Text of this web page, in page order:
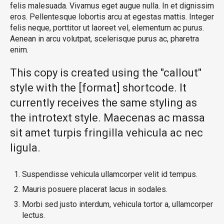
felis malesuada. Vivamus eget augue nulla. In et dignissim
eros. Pellentesque lobortis arcu at egestas mattis. Integer
felis neque, porttitor ut laoreet vel, elementum ac purus.
Aenean in arcu volutpat, scelerisque purus ac, pharetra
enim.
This copy is created using the "callout"
style with the [format] shortcode. It
currently receives the same styling as
the introtext style. Maecenas ac massa
sit amet turpis fringilla vehicula ac nec
ligula.
Suspendisse vehicula ullamcorper velit id tempus.
Mauris posuere placerat lacus in sodales.
Morbi sed justo interdum, vehicula tortor a, ullamcorper
lectus.